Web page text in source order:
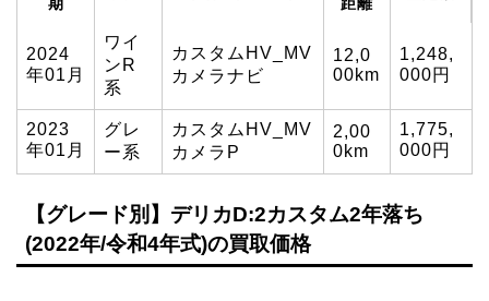
2024
年01月
ワイ
ンR
系
カスタムHV_MV
カメラナビ
12,0
00km
1,248,
000円
2023
年01月
グレ
ー系
カスタムHV_MV
カメラP
2,00
0km
1,775,
000円
【グレード別】デリカD:2カスタム2年落ち
(2022年/令和4年式)の買取価格